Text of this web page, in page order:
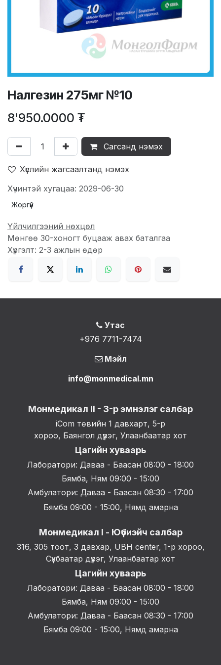
Налгезин 275мг №10
8'950.0000 ₮
Сагсанд нэмэх
Хүслийн жагсаалтанд нэмэх
Хүчинтэй хугацаа: 2029-06-30
Жоргүй
Үйлчилгээний нөхцөл
Мөнгөө 30-хоногт буцааж авах баталгаа
Хүргэлт: 2-3 ажлын өдөр
Утас
+976 7711-7474
Мэйл
info@monmedical.mn
Монмедикал II - 3-р эмнэлэг салбар
iCom төвийн 1 давхарт, 5-р
хороо, Баянгол дүүрэг, Улаанбаатар хот
Цагийн хуваарь
Лаборатори: Даваа - Баасан 08:00 - 18:00
Бямба, Ням 09:00 - 15:00
Амбулатори: Даваа - Баасан 08:30 - 17:00
Бямба 09:00 - 15:00, Нямд амарна
Монмедикал I - Юүбиэйч салбар
316, 305 тоот, 3 давхар, UBH center, 1-р хороо,
Сүхбаатар дүүрэг, Улаанбаатар хот
Цагийн хуваарь
Лаборатори: Даваа - Баасан 08:00 - 18:00
Бямба, Ням 09:00 - 15:00
Амбулатори: Даваа - Баасан 08:30 - 17:00
Бямба 09:00 - 15:00, Нямд амарна